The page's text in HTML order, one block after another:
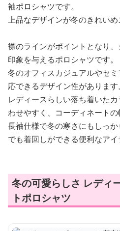
袖ポロシャツです。
上品なデザインが冬のきれいめ
襟のラインがポイントとなり
印象を与えるポロシャツです。
冬のオフィスカジュアルやセ
応できるデザイン性があります。
レディースらしい落ち着いた
わせやすく、コーディネートの
長袖仕様で冬の寒さにもしっ
でも着回しができる便利なアイ
冬の可愛らしさ レディ
トポロシャツ